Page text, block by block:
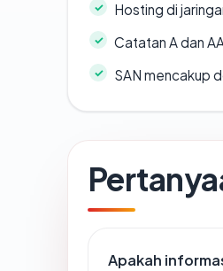
Hosting di
Catatan A dan
SAN mencakup
Apakah